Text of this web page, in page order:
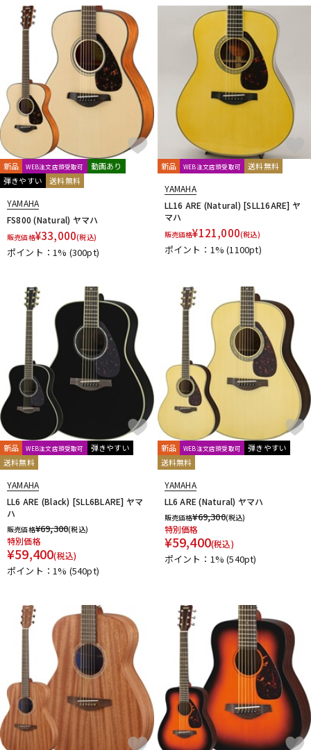
新品 WEB注文店頭受取可
動画あり
弾きやすい
送料無料
YAMAHA
FS800 (Natural) ヤマハ
販売価格¥33,000(税込)
ポイント：1% (300pt)
新品 WEB注文店頭受取可 送料無料
YAMAHA
LL16 ARE (Natural) [SLL16ARE] ヤ
マハ
販売価格¥121,000(税込)
ポイント：1%(1100pt)
新品 WEB注文店頭受取可
弾きやすい
送料無料
YAMAHA
LL6 ARE (Black) [SLL6BLARE] ヤマ
ハ
販売価格¥69,300(税込)
特別価格
¥59,400(税込)
ポイント：1% (540pt)
新品 WEB注文店頭受取可
弾きやすい
送料無料
YAMAHA
LL6 ARE (Natural) ヤマハ
販売価格¥69,300(税込)
特別価格
¥59,400(税込)
ポイント：1%(540pt)